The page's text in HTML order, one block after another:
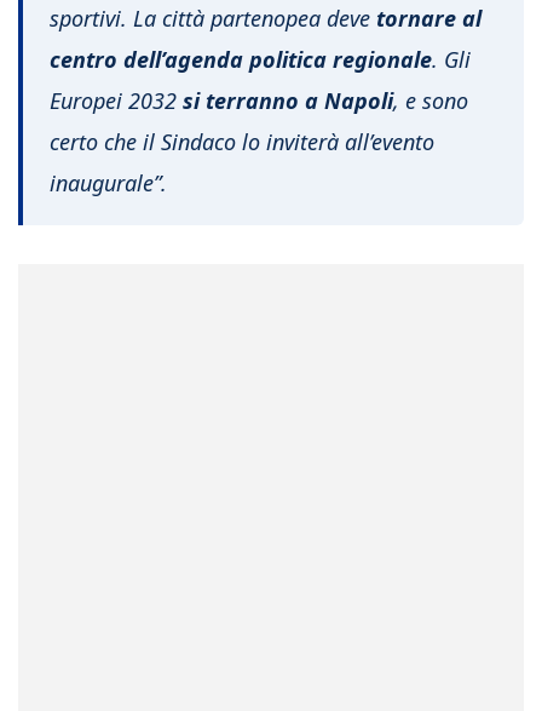
sportivi. La città partenopea deve tornare al
centro dell’agenda politica regionale. Gli
Europei 2032 si terranno a Napoli, e sono
certo che il Sindaco lo inviterà all’evento
inaugurale”.